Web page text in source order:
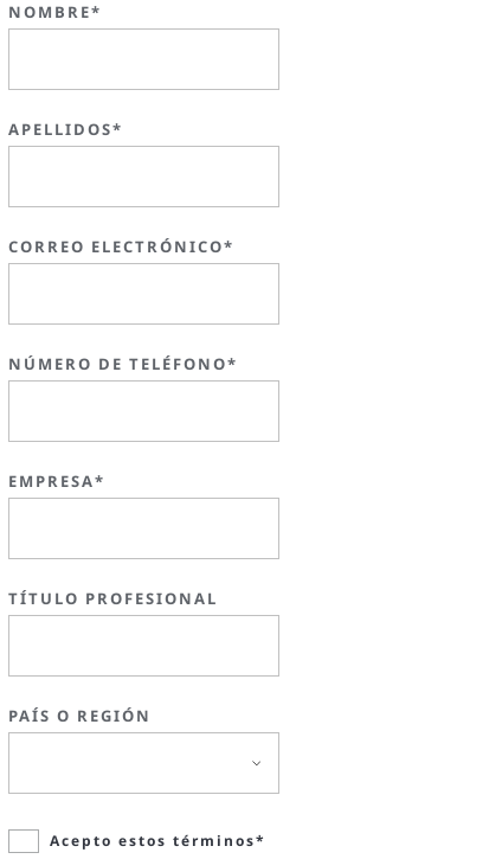
NOMBRE*
APELLIDOS*
CORREO ELECTRÓNICO*
NÚMERO DE TELÉFONO*
EMPRESA*
TÍTULO PROFESIONAL
PAÍS O REGIÓN
Acepto estos términos*